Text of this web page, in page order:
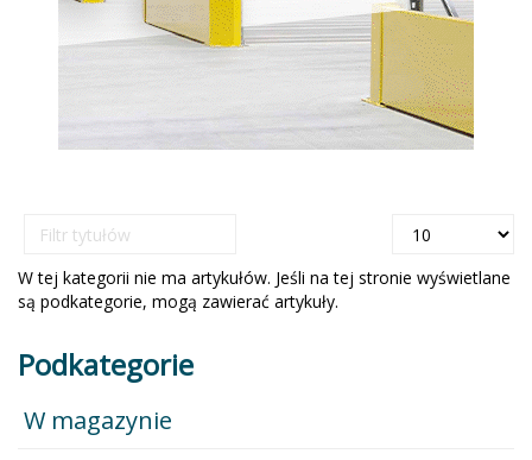
Filtr
tytułów
Pokaż
W tej kategorii nie ma artykułów. Jeśli na tej stronie wyświetlane
są podkategorie, mogą zawierać artykuły.
Podkategorie
W magazynie